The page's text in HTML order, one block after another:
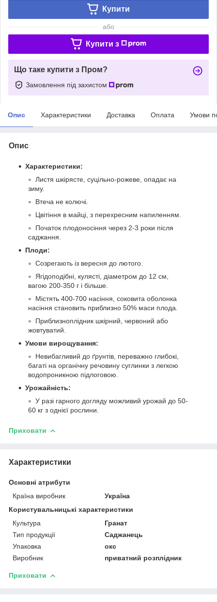
Купити
або
Купити з
Що таке купити з Пром?
Замовлення під захистом
Опис Характеристики Доставка Оплата Умови
Опис
Характеристики:
Листя шкірясте, суцільно-рожеве, опадає на
зиму.
Втеча не колючі.
Цвітіння в майці, з перехресним напиленням.
Початок плодоносіння через 2-3 роки після
саджання.
Плоди:
Созрегають із вересня до лютого.
Ягідоподібні, кулясті, діаметром до 12 см,
вагою 200-350 г і більше.
Містять 400-700 насіння, соковита оболонка
насіння становить приблизно 50% маси плода.
Приблизноплідник шкірний, червоний або
жовтуватий.
Умови вирощування:
Невибагливий до ґрунтів, переважно глибокі,
багаті на органічну речовину суглинки з легкою
водопроникною підлоговою.
Урожайність:
У разі гарного догляду можливий урожай до 50-
60 кг з однієї рослини.
Приховати
Характеристики
Основні атрибути
Країна виробник
Україна
Користувальницькі характеристики
Культура
Гранат
Тип продукції
Саджанець
Упаковка
окс
Виробник
приватний розплідник
Приховати